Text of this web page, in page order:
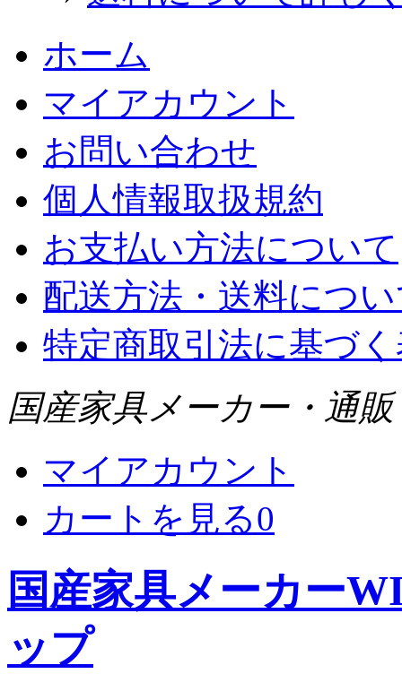
ホーム
マイアカウント
お問い合わせ
個人情報取扱規約
お支払い方法について
配送方法・送料につ
特定商取引法に基づ
国産家具メーカー・通販
マイアカウント
カートを見る0
国産家具メーカー
ップ